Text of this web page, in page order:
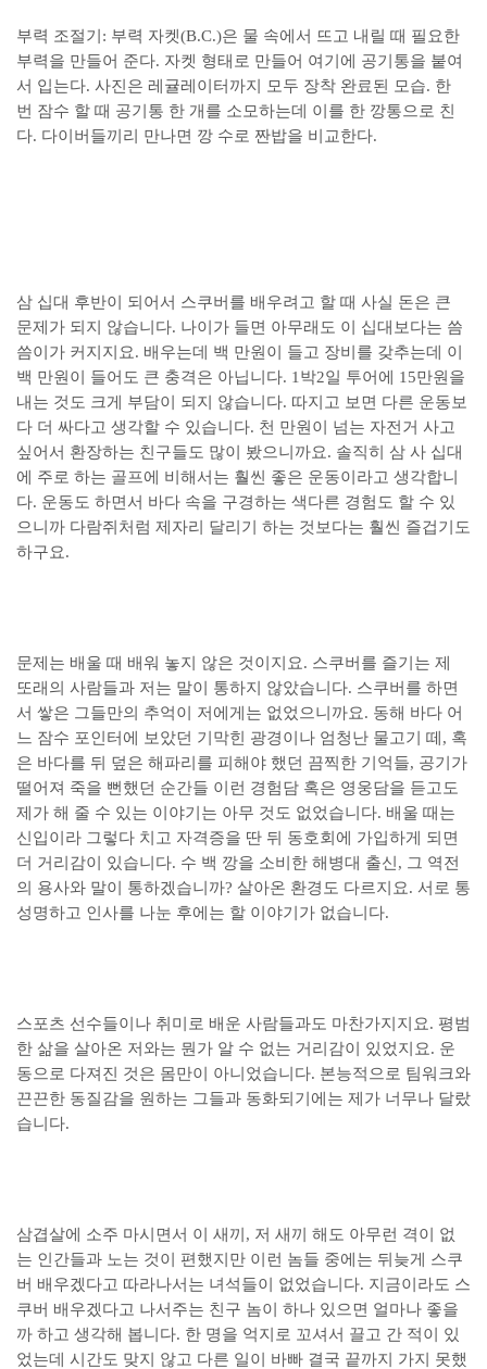
부력 조절기: 부력 자켓(B.C.)은 물 속에서 뜨고 내릴 때 필요한
부력을 만들어 준다. 자켓 형태로 만들어 여기에 공기통을 붙여
서 입는다. 사진은 레귤레이터까지 모두 장착 완료된 모습. 한
번 잠수 할 때 공기통 한 개를 소모하는데 이를 한 깡통으로 친
다. 다이버들끼리 만나면 깡 수로 짠밥을 비교한다.
삼 십대 후반이 되어서 스쿠버를 배우려고 할 때 사실 돈은 큰
문제가 되지 않습니다. 나이가 들면 아무래도 이 십대보다는 씀
씀이가 커지지요. 배우는데 백 만원이 들고 장비를 갖추는데 이
백 만원이 들어도 큰 충격은 아닙니다. 1박2일 투어에 15만원을
내는 것도 크게 부담이 되지 않습니다. 따지고 보면 다른 운동보
다 더 싸다고 생각할 수 있습니다. 천 만원이 넘는 자전거 사고
싶어서 환장하는 친구들도 많이 봤으니까요. 솔직히 삼 사 십대
에 주로 하는 골프에 비해서는 훨씬 좋은 운동이라고 생각합니
다. 운동도 하면서 바다 속을 구경하는 색다른 경험도 할 수 있
으니까 다람쥐처럼 제자리 달리기 하는 것보다는 훨씬 즐겁기도
하구요.
문제는 배울 때 배워 놓지 않은 것이지요. 스쿠버를 즐기는 제
또래의 사람들과 저는 말이 통하지 않았습니다. 스쿠버를 하면
서 쌓은 그들만의 추억이 저에게는 없었으니까요. 동해 바다 어
느 잠수 포인터에 보았던 기막힌 광경이나 엄청난 물고기 떼, 혹
은 바다를 뒤 덮은 해파리를 피해야 했던 끔찍한 기억들, 공기가
떨어져 죽을 뻔했던 순간들 이런 경험담 혹은 영웅담을 듣고도
제가 해 줄 수 있는 이야기는 아무 것도 없었습니다. 배울 때는
신입이라 그렇다 치고 자격증을 딴 뒤 동호회에 가입하게 되면
더 거리감이 있습니다. 수 백 깡을 소비한 해병대 출신, 그 역전
의 용사와 말이 통하겠습니까? 살아온 환경도 다르지요. 서로 통
성명하고 인사를 나눈 후에는 할 이야기가 없습니다.
스포츠 선수들이나 취미로 배운 사람들과도 마찬가지지요. 평범
한 삶을 살아온 저와는 뭔가 알 수 없는 거리감이 있었지요. 운
동으로 다져진 것은 몸만이 아니었습니다. 본능적으로 팀워크와
끈끈한 동질감을 원하는 그들과 동화되기에는 제가 너무나 달랐
습니다.
삼겹살에 소주 마시면서 이 새끼, 저 새끼 해도 아무런 격이 없
는 인간들과 노는 것이 편했지만 이런 놈들 중에는 뒤늦게 스쿠
버 배우겠다고 따라나서는 녀석들이 없었습니다. 지금이라도 스
쿠버 배우겠다고 나서주는 친구 놈이 하나 있으면 얼마나 좋을
까 하고 생각해 봅니다. 한 명을 억지로 꼬셔서 끌고 간 적이 있
었는데 시간도 맞지 않고 다른 일이 바빠 결국 끝까지 가지 못했